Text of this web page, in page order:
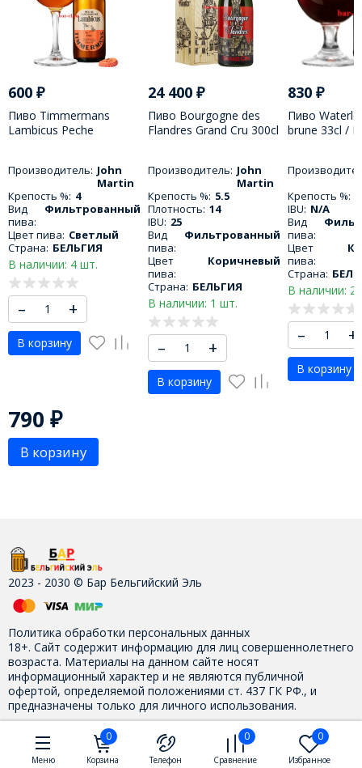
600 ₽
Пиво Timmermans
Lambicus Peche
Кардамон 250 МЛ
Производитель: John
Martin
Крепость %: 4
Вид
пива:
Фильтрованный
Цвет пива: Светлый
Страна: БЕЛЬГИЯ
В наличии: 4 шт.
– +
В корзину
24 400 ₽
Пиво Bourgogne des
Flandres Grand Cru 300cl
Производитель: John
Martin
Крепость %: 5.5
Плотность: 14
IBU: 25
Вид
пива:
Фильтрованный
Цвет
пива:
Коричневый
Страна: БЕЛЬГИЯ
В наличии: 1 шт.
– +
В корзину
830 ₽
Пиво
brune 33cl /
Крепость %:
IBU: N/A
Вид
пива:
Цвет
пива:
Страна:
В наличии: 2
– +
В корзину
790 ₽
В корзину
2023 - 2030 © Бар Бельгийский Эль
Политика обработки персональных данных
18+. Сайт содержит информацию для лиц совершеннолетнего
возраста. Материалы на данном сайте носят
информационный характер и не являются публичной
офертой, определяемой положениями ст. 437 ГК РФ., и
предназначены только для личного использования.
Контакты
Меню
0
Корзина Телефон
0
Сравнение
0
Избранное